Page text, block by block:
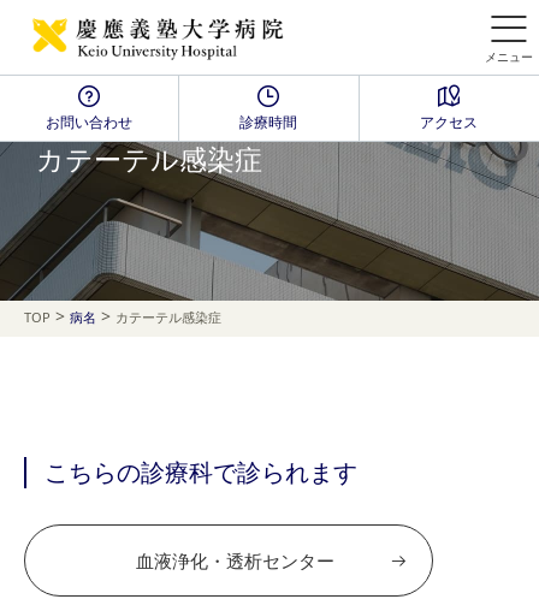
メニュー
お問い合わせ 診療時間 アクセス
Disease Name Search
カテーテル感染症
TOP > 病名 > カテーテル感染症
こちらの診療科で診られます
血液浄化・透析センター